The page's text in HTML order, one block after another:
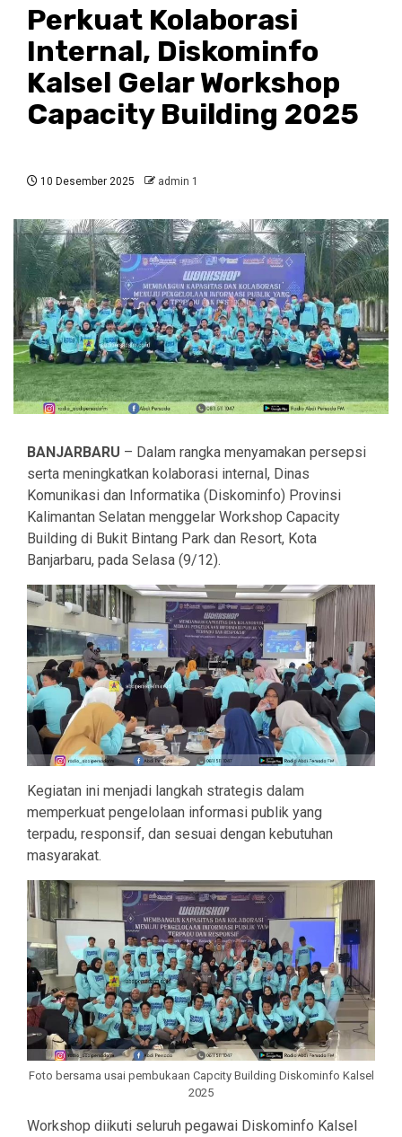
Perkuat Kolaborasi
Internal, Diskominfo
Kalsel Gelar Workshop
Capacity Building 2025
10 Desember 2025 admin 1
BANJARBARU – Dalam rangka menyamakan persepsi
serta meningkatkan kolaborasi internal, Dinas
Komunikasi dan Informatika (Diskominfo) Provinsi
Kalimantan Selatan menggelar Workshop Capacity
Building di Bukit Bintang Park dan Resort, Kota
Banjarbaru, pada Selasa (9/12).
Kegiatan ini menjadi langkah strategis dalam
memperkuat pengelolaan informasi publik yang
terpadu, responsif, dan sesuai dengan kebutuhan
masyarakat.
Foto bersama usai pembukaan Capcity Building Diskominfo Kalsel
2025
Workshop diikuti seluruh pegawai Diskominfo Kalsel